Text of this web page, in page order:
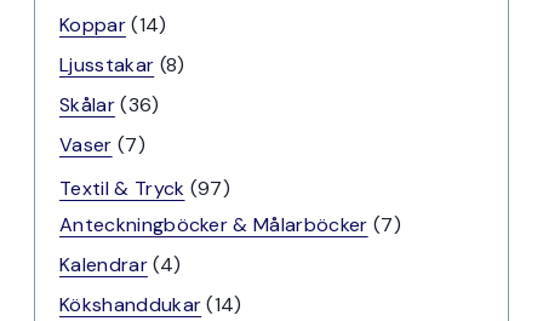
Koppar 1414
produkter
Ljusstakar 88
Skålar 3636
Vaser 77
produkter
Textil & Tryck 9797
produkter
Anteckningböcker & Målarböcker 77
Kalendrar 44
produkter
Kökshanddukar 1414